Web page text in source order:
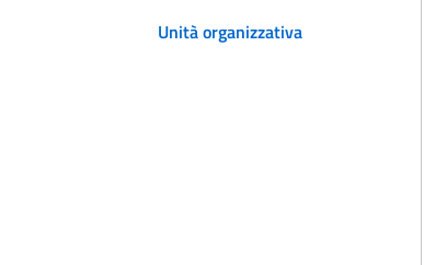
Unità organizzativa